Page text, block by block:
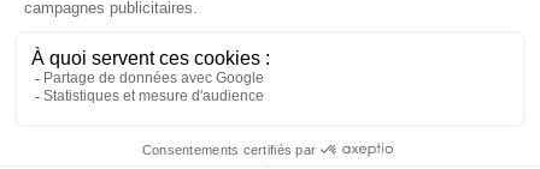
Collier Chaîne Plaqué Or Maille
109,00 €